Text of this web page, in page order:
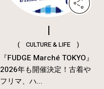
( CULTURE & LIFE )
『FUDGE Marché TOKYO』
2026年も開催決定！古着や
フリマ、ハ...